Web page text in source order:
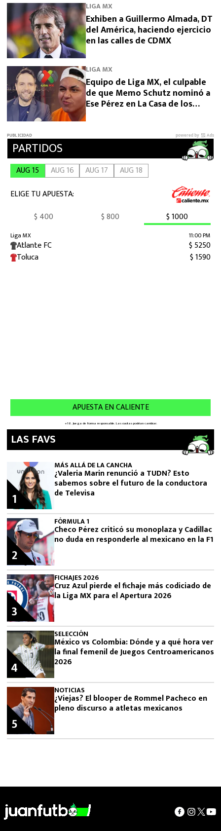
LIGA MX
Exhiben a Guillermo Almada, DT
del América, haciendo ejercicio
en las calles de CDMX
LIGA MX
Equipo de Liga MX, el culpable
de que Memo Schutz nominó a
Ese Pérez en La Casa de los
LAS FAVS
MÁS ALLÁ DE LA CANCHA
¿Valeria Marin renunció a TUDN? Esto
sabemos sobre el futuro de la conductora
de Televisa
1
FÓRMULA 1
Checo Pérez criticó su monoplaza y Cadillac
no duda en responderle al mexicano en la F1
2
FICHAJES 2026
Cruz Azul pierde el fichaje más codiciado de
la Liga MX para el Apertura 2026
3
SELECCIÓN
México vs Colombia: Dónde y a qué hora ver
la final femenil de Juegos Centroamericanos
2026
4
NOTICIAS
¿Viejas? El blooper de Rommel Pacheco en
pleno discurso a atletas mexicanos
5